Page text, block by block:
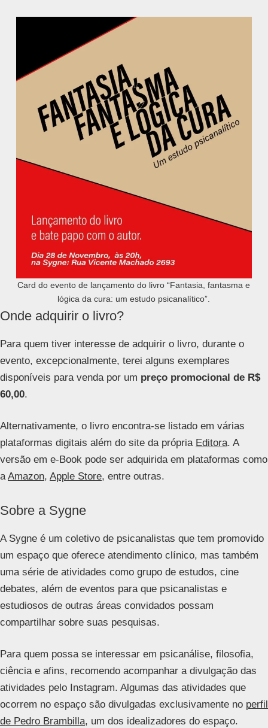
Card do evento de lançamento do livro “Fantasia, fantasma e
lógica da cura: um estudo psicanalítico”.
Onde adquirir o livro?
Para quem tiver interesse de adquirir o livro, durante o
evento, excepcionalmente, terei alguns exemplares
disponíveis para venda por um preço promocional de R$
60,00.
Alternativamente, o livro encontra-se listado em várias
plataformas digitais além do site da própria Editora. A
versão em e-Book pode ser adquirida em plataformas como
aAmazon, Apple Store, entre outras.
Sobre a Sygne
A Sygne é um coletivo de psicanalistas que tem promovido
um espaço que oferece atendimento clínico, mas também
uma série de atividades como grupo de estudos, cine
debates, além de eventos para que psicanalistas e
estudiosos de outras áreas convidados possam
compartilhar sobre suas pesquisas.
Para quem possa se interessar em psicanálise, filosofia,
ciência e afins, recomendo acompanhar a divulgação das
atividades pelo Instagram. Algumas das atividades que
ocorrem no espaço são divulgadas exclusivamente no perfil
de Pedro Brambilla, um dos idealizadores do espaço.